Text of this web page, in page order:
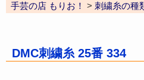
手芸の店 もりお！ > 刺繍糸の種
DMC刺繍糸 25番 334